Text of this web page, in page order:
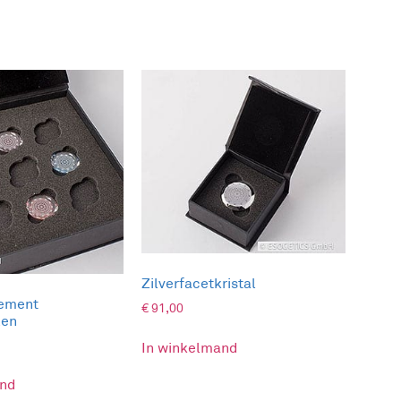
om je heel snel weer beter te voelen.
en het onderbewustzijn’.
lichaam kan zich beter herstellen.
een bepaalde droomzone. De symboolkaarten
zelf of met je cliënten effectief met deze
Zilverfacetkristal
€91,00
In winkelmand